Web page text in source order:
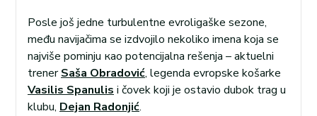
Posle još jedne turbulentne evroligaške sezone,
među navijačima se izdvojilo nekoliko imena koja se
najviše pominju као potencijalna rešenja – aktuelni
trenerSaša Obradović, legenda evropske košarke
Vasilis Spanulis i čovek koji je ostavio dubok trag u
klubu, Dejan Radonjić.